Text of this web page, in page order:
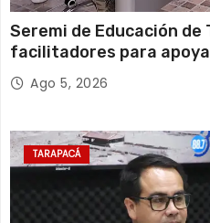
Seremi de Educación de
facilitadores para
Escolar 2027
Ago 5, 2026
TARAPACÁ